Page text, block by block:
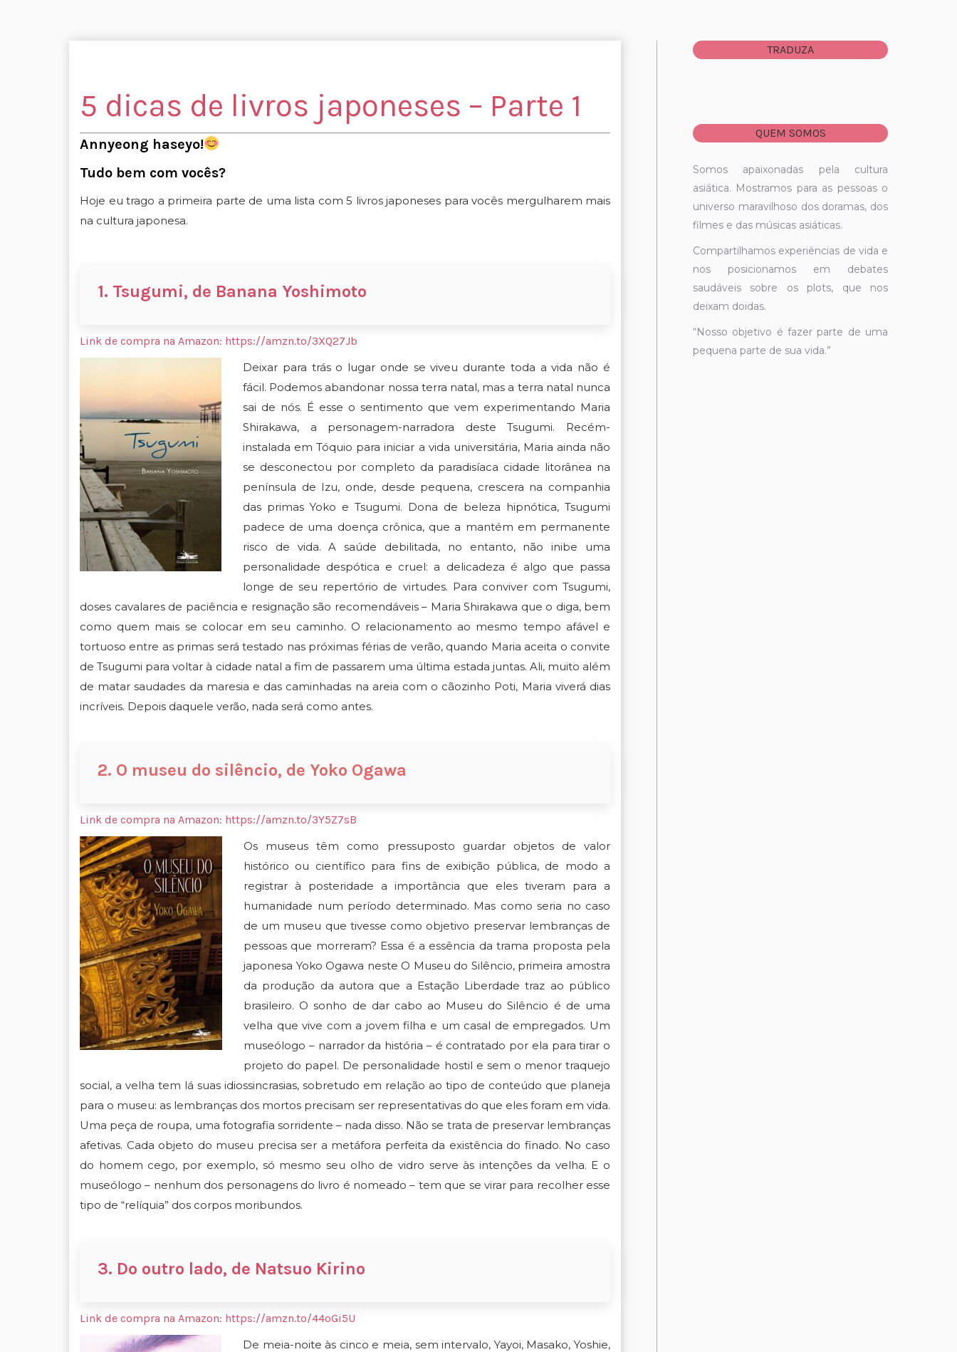
5 dicas de livros japoneses – Parte 1
Annyeong haseyo!
Tudo bem com vocês?
Hoje eu trago a primeira parte de uma lista com 5 livros japoneses para vocês mergulharem mais
na cultura japonesa.
1. Tsugumi, de Banana Yoshimoto
Link de compra na Amazon: https://amzn.to/3XQ27Jb
Deixar para trás o lugar onde se viveu durante toda a vida não é
fácil. Podemos abandonar nossa terra natal, mas a terra natal nunca
sai de nós. É esse o sentimento que vem experimentando Maria
Shirakawa, a personagem-narradora deste Tsugumi. Recém-
instalada em Tóquio para iniciar a vida universitária, Maria ainda não
se desconectou por completo da paradisíaca cidade litorânea na
península de Izu, onde, desde pequena, crescera na companhia
das primas Yoko e Tsugumi. Dona de beleza hipnótica, Tsugumi
padece de uma doença crônica, que a mantém em permanente
risco de vida. A saúde debilitada, no entanto, não inibe uma
personalidade despótica e cruel: a delicadeza é algo que passa
longe de seu repertório de virtudes. Para conviver com Tsugumi,
doses cavalares de paciência e resignação são recomendáveis – Maria Shirakawa que o diga, bem
como quem mais se colocar em seu caminho. O relacionamento ao mesmo tempo afável e
tortuoso entre as primas será testado nas próximas férias de verão, quando Maria aceita o convite
de Tsugumi para voltar à cidade natal a fim de passarem uma última estada juntas. Ali, muito além
de matar saudades da maresia e das caminhadas na areia com o cãozinho Poti, Maria viverá dias
incríveis. Depois daquele verão, nada será como antes.
2. O museu do silêncio, de Yoko Ogawa
Link de compra na Amazon: https://amzn.to/3Y5Z7sB
Os museus têm como pressuposto guardar objetos de valor
histórico ou científico para fins de exibição pública, de modo a
registrar à posteridade a importância que eles tiveram para a
humanidade num período determinado. Mas como seria no caso
de um museu que tivesse como objetivo preservar lembranças de
pessoas que morreram? Essa é a essência da trama proposta pela
japonesa Yoko Ogawa neste O Museu do Silêncio, primeira amostra
da produção da autora que a Estação Liberdade traz ao público
brasileiro. O sonho de dar cabo ao Museu do Silêncio é de uma
velha que vive com a jovem filha e um casal de empregados. Um
museólogo – narrador da história – é contratado por ela para tirar o
projeto do papel. De personalidade hostil e sem o menor traquejo
social, a velha tem lá suas idiossincrasias, sobretudo em relação ao tipo de conteúdo que planeja
para o museu: as lembranças dos mortos precisam ser representativas do que eles foram em vida.
Uma peça de roupa, uma fotografia sorridente – nada disso. Não se trata de preservar lembranças
afetivas. Cada objeto do museu precisa ser a metáfora perfeita da existência do finado. No caso
do homem cego, por exemplo, só mesmo seu olho de vidro serve às intenções da velha. E o
museólogo – nenhum dos personagens do livro é nomeado – tem que se virar para recolher esse
tipo de “relíquia” dos corpos moribundos.
3. Do outro lado, de Natsuo Kirino
Link de compra na Amazon: https://amzn.to/44oGi5U
De meia-noite às cinco e meia, sem intervalo, Yayoi, Masako, Yoshie,
TRADUZA
QUEM SOMOS
Somos apaixonadas pela cultura
asiática. Mostramos para as pessoas o
universo maravilhoso dos doramas, dos
filmes e das músicas asiáticas.
Compartilhamos experiências de vida e
nos posicionamos em debates
saudáveis sobre os plots, que nos
deixam doidas.
“Nosso objetivo é fazer parte de uma
pequena parte de sua vida.”